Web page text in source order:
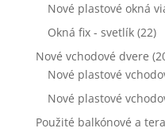
Nové plastové okná
Okná fix - svetlík (22)
Nové vchodové dvere
Nové plastové
Nové plastové
Použité balkónové a